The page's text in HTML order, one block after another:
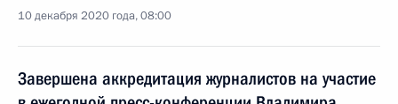
10 декабря 2020 года, 08:00
Завершена аккредитация журналистов на участие